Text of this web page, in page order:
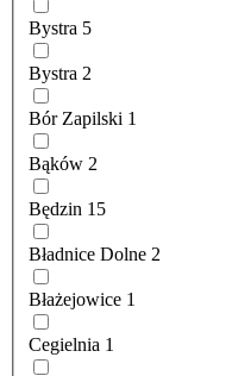
Bystra 5
Bystra 2
Bór Zapilski 1
Bąków 2
Będzin 15
Bładnice Dolne 2
Błażejowice 1
Cegielnia 1